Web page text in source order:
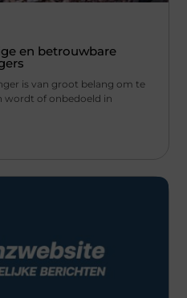
en betrouwbare
is van groot belang om te
wordt of onbedoeld in